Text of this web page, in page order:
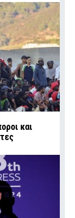
και